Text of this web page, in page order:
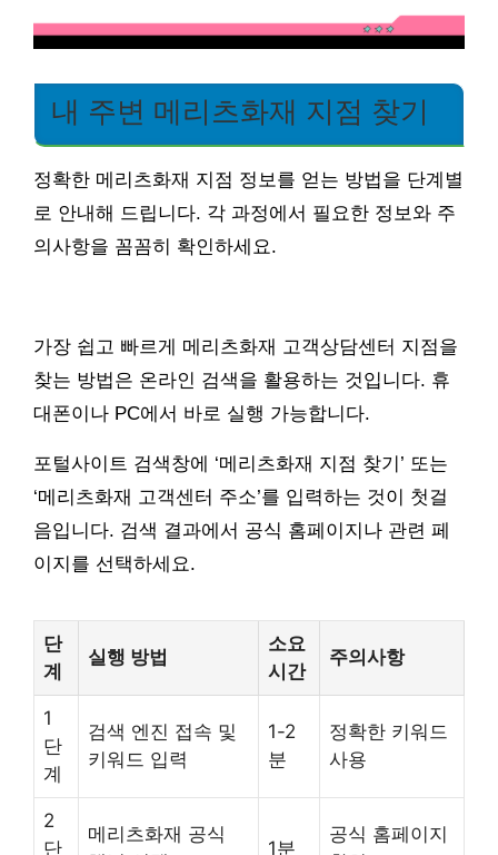
내 주변 메리츠화재 지점 찾기
정확한 메리츠화재 지점 정보를 얻는 방법을 단계별
로 안내해 드립니다. 각 과정에서 필요한 정보와 주
의사항을 꼼꼼히 확인하세요.
가장 쉽고 빠르게 메리츠화재 고객상담센터 지점을
찾는 방법은 온라인 검색을 활용하는 것입니다. 휴
대폰이나 PC에서 바로 실행 가능합니다.
포털사이트 검색창에 ‘메리츠화재 지점 찾기’ 또는
‘메리츠화재 고객센터 주소’를 입력하는 것이 첫걸
음입니다. 검색 결과에서 공식 홈페이지나 관련 페
이지를 선택하세요.
단
계
실행 방법
소요
시간
주의사항
1
단
계
검색 엔진 접속 및
키워드 입력
1-2
분
정확한 키워드
사용
2
단
메리츠화재 공식
1분
공식 홈페이지